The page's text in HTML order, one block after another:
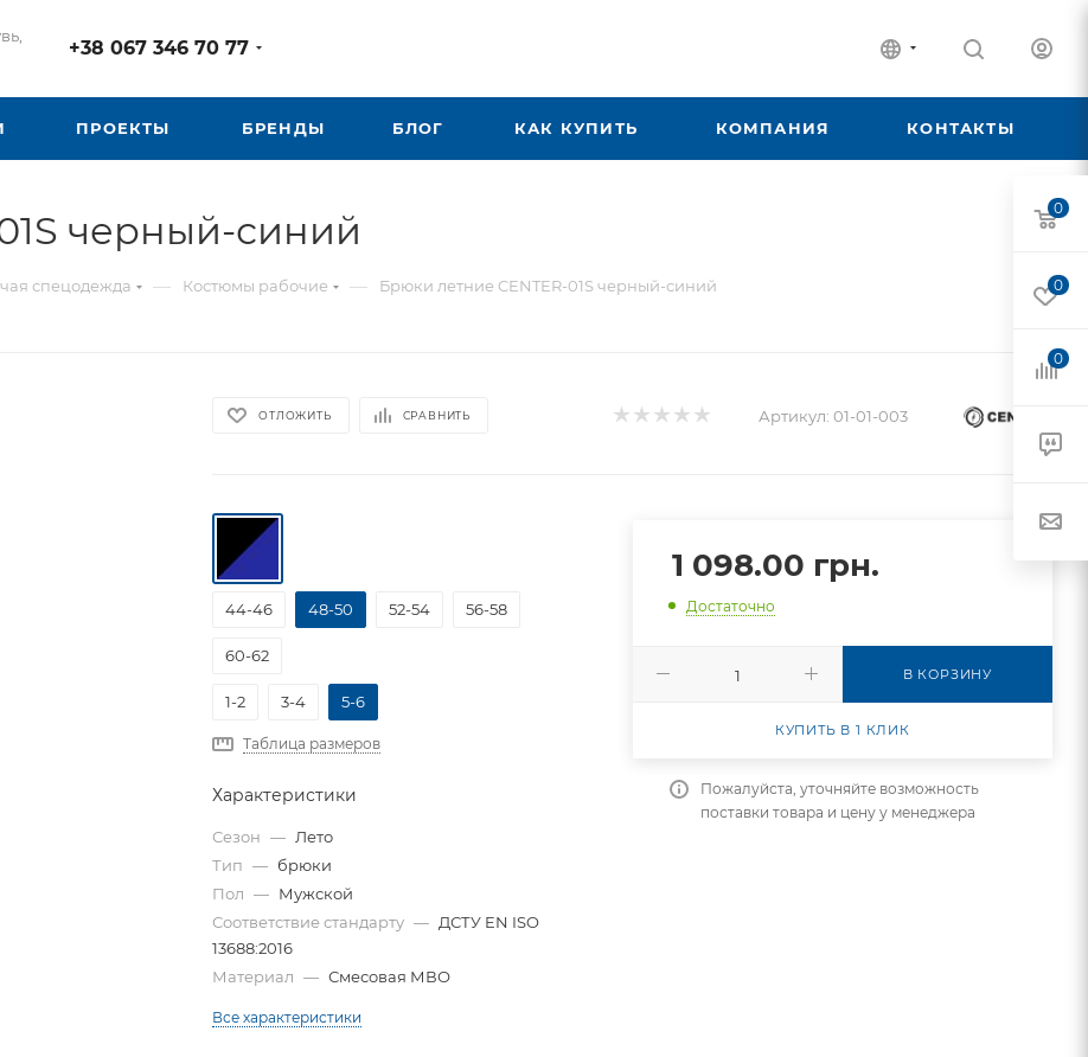
+38 067 346 70 77
ПРОЕКТЫ БРЕНДЫ БЛОГ КАК КУПИТЬ КОМПАНИЯ КОНТАКТЫ
черный-синий
спецодежда — Костюмы рабочие — Брюки летние CENTER-01S черный-синий
ОТЛОЖИТЬ СРАВНИТЬ Артикул: 01-01-003
44-46 48-50 52-54 56-58
60-62
1-2 3-4 5-6
Таблица размеров
Характеристики
Сезон — Лето
Тип — брюки
Пол — Мужской
Соответствие стандарту — ДСТУ EN ISO
13688:2016
Материал — Смесовая МВО
Все характеристики
1 098.00 грн.
Достаточно
В КОРЗИНУ
КУПИТЬ В 1 КЛИК
Пожалуйста, уточняйте возможность
поставки товара и цену у менеджера
0
0
0